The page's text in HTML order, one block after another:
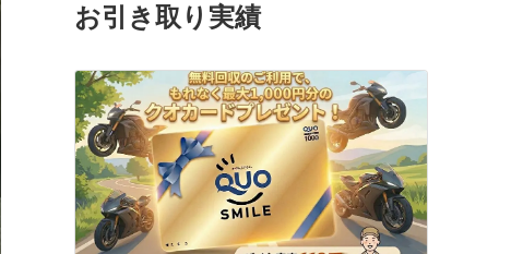
お引き取り実績